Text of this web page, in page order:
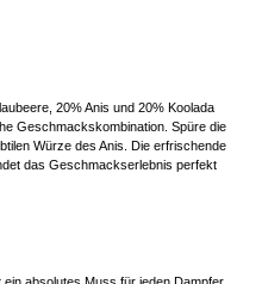
20% Anis und 20% Koolada
Geschmackskombination. Spüre die
Würze des Anis. Die erfrischende
das Geschmackserlebnis perfekt